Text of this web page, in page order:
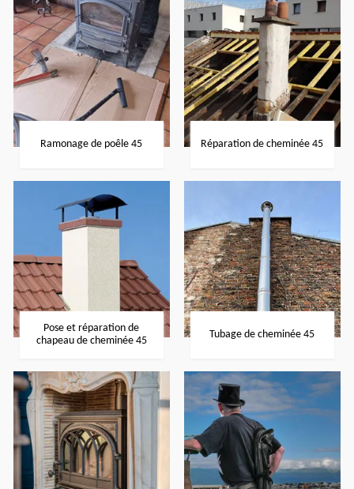
Ramonage de poêle 45 Réparation de cheminée 45
Pose et réparation de
chapeau de cheminée 45
Tubage de cheminée 45